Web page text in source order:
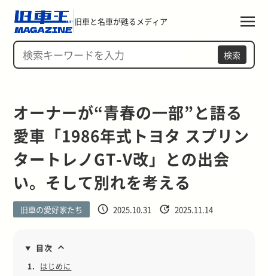
旧車と名車が甦るメディア
検索
オーナーが“青春の一部”と語る
愛車「1986年式トヨタ スプリン
タートレノGT-V改」との出会
い。そして別れを考える
旧車の愛好家たち 2025.10.31 2025.11.14
目次
1.
はじめに